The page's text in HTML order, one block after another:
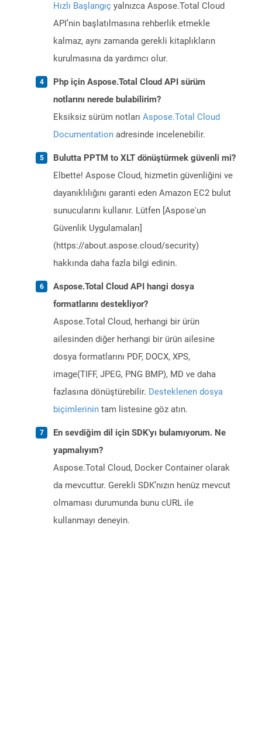
Hızlı Başlangıç yalnızca Aspose.Total Cloud
API’nin başlatılmasına rehberlik etmekle
kalmaz, aynı zamanda gerekli kitaplıkların
kurulmasına da yardımcı olur.
Php için Aspose.Total Cloud API sürüm
notlarını nerede bulabilirim?
Eksiksiz sürüm notları Aspose.Total Cloud
Documentation adresinde incelenebilir.
Bulutta PPTM to XLT dönüştürmek güvenli mi?
Elbette! Aspose Cloud, hizmetin güvenliğini ve
dayanıklılığını garanti eden Amazon EC2 bulut
sunucularını kullanır. Lütfen [Aspose'un
Güvenlik Uygulamaları]
(https://about.aspose.cloud/security)
hakkında daha fazla bilgi edinin.
Aspose.Total Cloud API hangi dosya
formatlarını destekliyor?
Aspose.Total Cloud, herhangi bir ürün
ailesinden diğer herhangi bir ürün ailesine
dosya formatlarını PDF, DOCX, XPS,
image(TIFF, JPEG, PNG BMP), MD ve daha
fazlasına dönüştürebilir. Desteklenen dosya
biçimlerinin tam listesine göz atın.
En sevdiğim dil için SDK'yı bulamıyorum. Ne
yapmalıyım?
Aspose.Total Cloud, Docker Container olarak
da mevcuttur. Gerekli SDK’nızın henüz mevcut
olmaması durumunda bunu cURL ile
kullanmayı deneyin.